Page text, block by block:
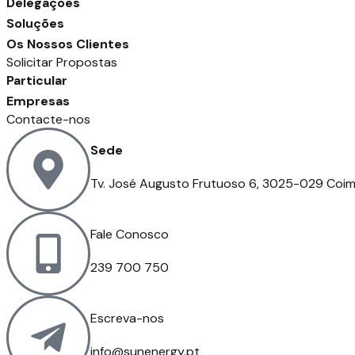
Soluções
Os Nossos Clientes
Solicitar Propostas
Particular
Empresas
Contacte-nos
Sede
Tv. José Augusto Frutuoso 6, 3025-029
Fale Conosco
239 700 750
Escreva-nos
info@sunenergy.pt